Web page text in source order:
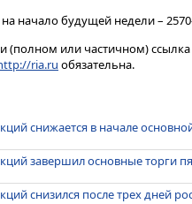
начало будущей недели –
(полном или частичном)
ria.ru обязательна.
снижается в начале
завершил основные торги
снизился после трех дней